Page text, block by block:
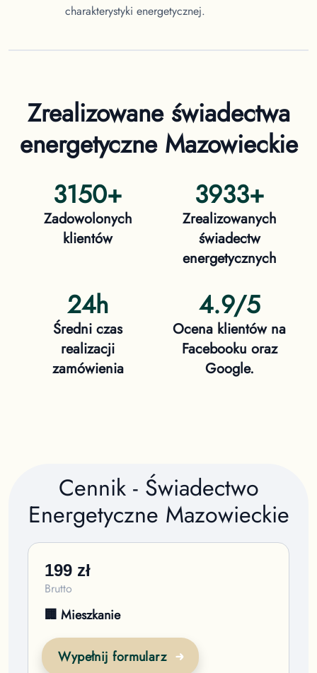
charakterystyki energetycznej.
Zrealizowane świadectwa
energetyczne Mazowieckie
3150+
Zadowolonych
klientów
3933+
Zrealizowanych
świadectw
energetycznych
24h
Średni czas
realizacji
zamówienia
4.9/5
Ocena klientów na
Facebooku oraz
Google.
Cennik - Świadectwo
Energetyczne Mazowieckie
199 zł
Brutto
🏢 Mieszkanie
Wypełnij formularz